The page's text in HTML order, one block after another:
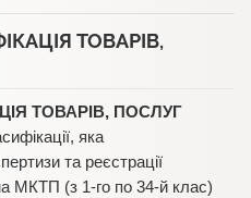
ТОВАРІВ,
ТОВАРІВ, ПОСЛУГ
яка
та реєстрації
МКТП (з 1-го по 34-й клас)